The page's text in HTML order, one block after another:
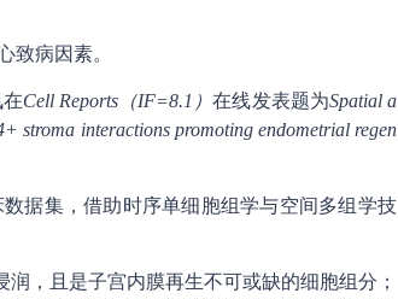
致病因素。
Cell Reports（IF=8.1）在线发表题为Spatial a
stroma interactions promoting endometrial regen
据集，借助时序单细胞组学与空间多组学技
，且是子宫内膜再生不可或缺的细胞组分；